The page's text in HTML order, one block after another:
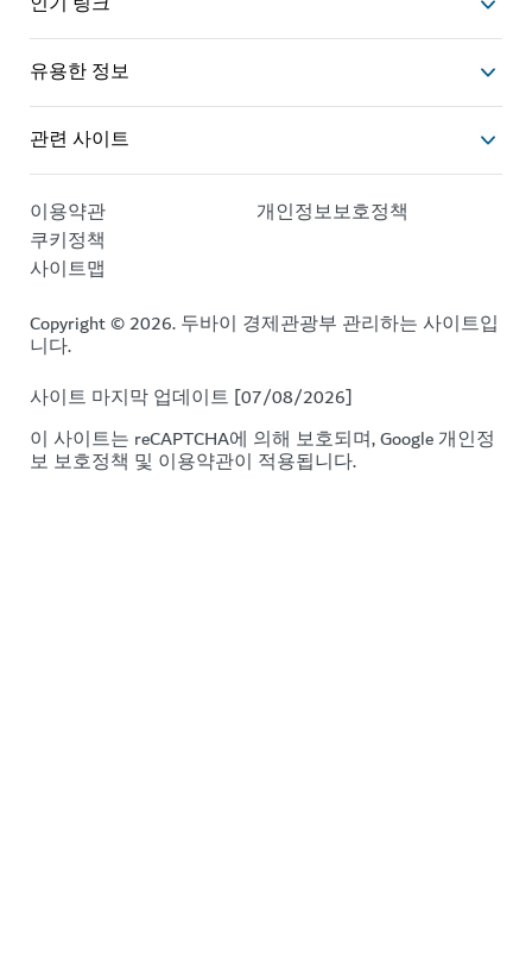
인기 링크
유용한 정보
관련 사이트
이용약관
쿠키정책
사이트맵
니다.
사이트 마지막 업데이트 [07/08/2026]